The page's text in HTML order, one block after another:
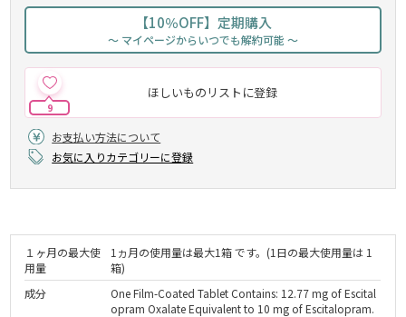
【10％OFF】定期購入
～ マイページからいつでも解約可能 ～
ほしいものリストに登録
9
お支払い方法について
お気に入りカテゴリーに登録
１ヶ月の最大使
用量
1ヵ月の使用量は最大1箱 です。(1日の最大使用量は 1
箱)
成分
One Film-Coated Tablet Contains: 12.77 mg of Escital
opram Oxalate Equivalent to 10 mg of Escitalopram.